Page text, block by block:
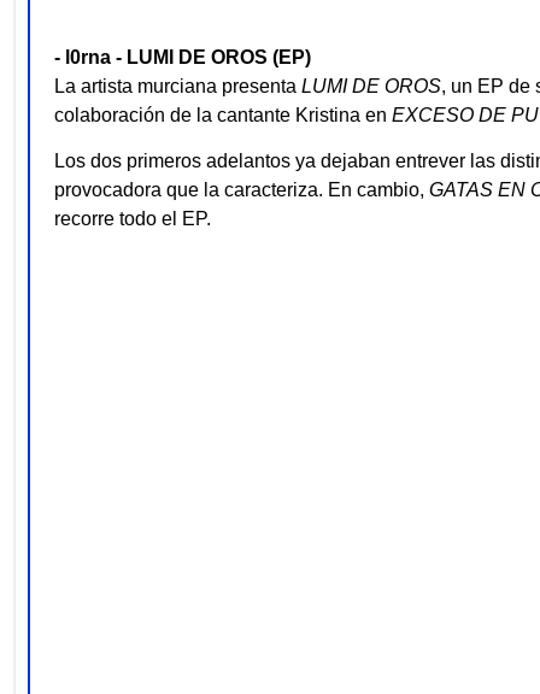
- l0rna - LUMI DE OROS (EP)
La artista murciana presenta LUMI DE OROS, un EP de
colaboración de la cantante Kristina en EXCESO DE
Los dos primeros adelantos ya dejaban entrever las
provocadora que la caracteriza. En cambio, GATAS EN
recorre todo el EP.